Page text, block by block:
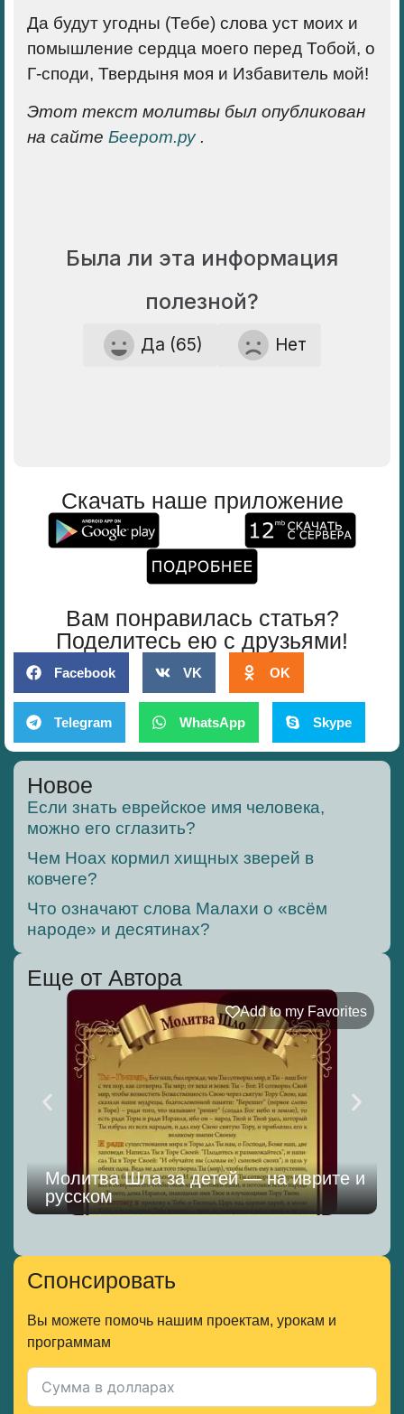
Да будут угодны (Тебе) слова уст моих и
помышление сердца моего перед Тобой, о
Г-споди, Твердыня моя и Избавитель мой!
Этот текст молитвы был опубликован
на сайте Беерот.ру.
Была ли эта информация
полезной?
Да (65) Нет
Скачать наше приложение
Вам понравилась статья?
Поделитесь ею с друзьями!
Facebook VK OK
Telegram WhatsApp Skype
Новое
Если знать еврейское имя человека,
можно его сглазить?
Чем Ноах кормил хищных зверей в
ковчеге?
Что означают слова Малахи о «всём
народе» и десятинах?
Еще от Автора
Add to my Favorites
Молитва Шла за детей — на иврите и
русском
Спонсировать
Вы можете помочь нашим проектам, урокам и
программам